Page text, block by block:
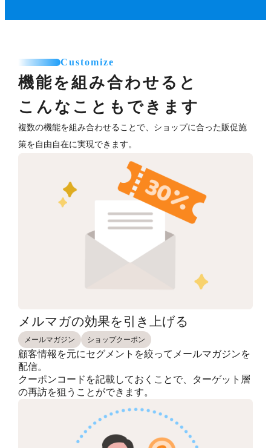
Customize
機能を組み合わせると
こんなこともできます
複数の機能を組み合わせることで、ショップに合った販促施
策を自由自在に実現できます。
メルマガの効果を引き上げる
メールマガジン ショップクーポン
顧客情報を元にセグメントを絞ってメールマガジンを
配信。
クーポンコードを記載しておくことで、ターゲット層
の再訪を狙うことができます。